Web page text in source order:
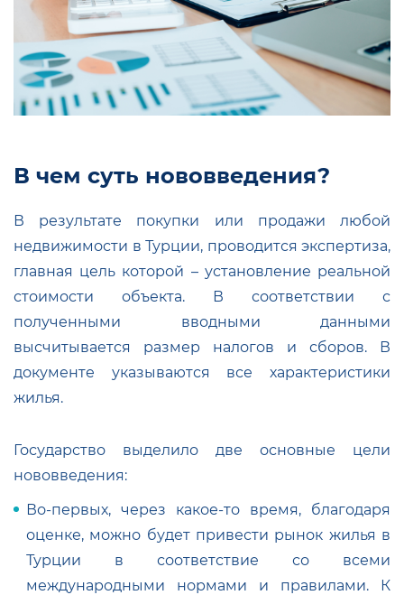
В чем суть нововведения?
В результате покупки или продажи любой
недвижимости в Турции, проводится экспертиза,
главная цель которой – установление реальной
стоимости объекта. В соответствии с
полученными вводными данными
высчитывается размер налогов и сборов. В
документе указываются все характеристики
жилья.
Государство выделило две основные цели
нововведения:
Во-первых, через какое-то время, благодаря
оценке, можно будет привести рынок жилья в
Турции в соответствие со всеми
международными нормами и правилами. К